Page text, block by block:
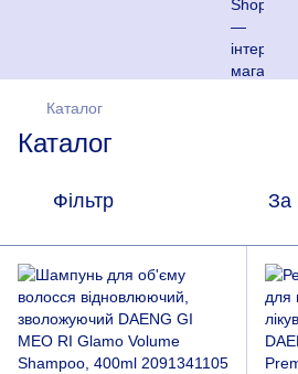
Каталог
Каталог
Фільтр За